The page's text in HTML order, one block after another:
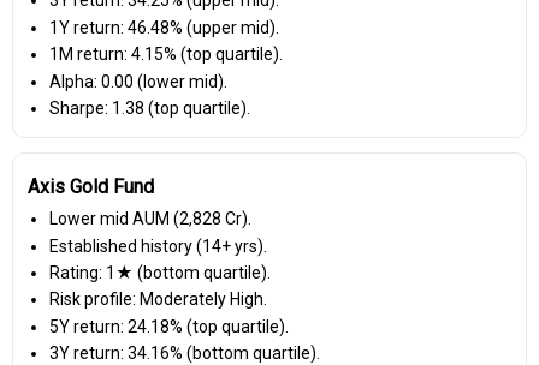
1Y return: 46.48% (upper mid).
1M return: 4.15% (top quartile).
Alpha: 0.00 (lower mid).
Sharpe: 1.38 (top quartile).
Axis Gold Fund
Lower mid AUM (₹2,828 Cr).
Established history (14+ yrs).
Rating: 1★ (bottom quartile).
Risk profile: Moderately High.
5Y return: 24.18% (top quartile).
3Y return: 34.16% (bottom quartile).